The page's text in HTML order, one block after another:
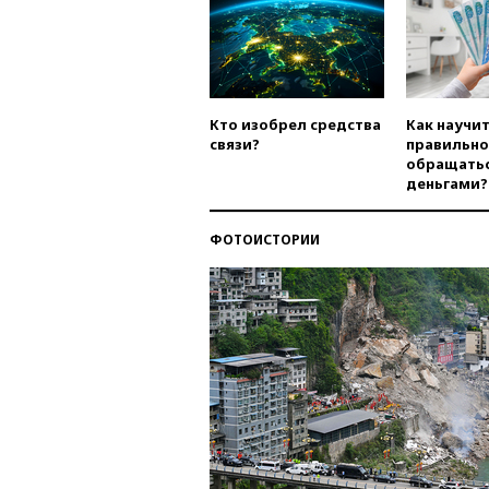
Кто изобрел средства
связи?
Как
правильно
деньгами?
ФОТОИСТОРИИ